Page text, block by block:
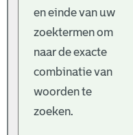
en einde van uw
zoektermen om
naar de exacte
combinatie van
woorden te
zoeken.